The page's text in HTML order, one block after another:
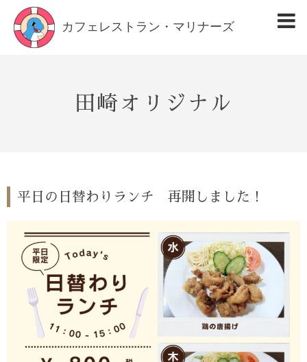
カフェレストラン・マリナーズ
田崎オリジナル
平日の日替わりランチ 再開しました！